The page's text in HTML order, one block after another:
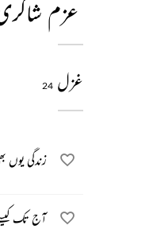
عزم
غزل 24
زندگی یوں
آج تک